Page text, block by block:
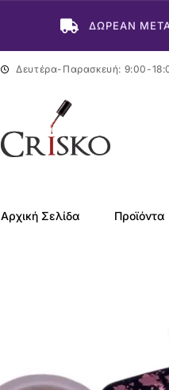
ΔΩΡΕΑΝ
Δευτέρα-Παρασκευή: 9:00-
Αρχική Σελίδα Προϊόντα